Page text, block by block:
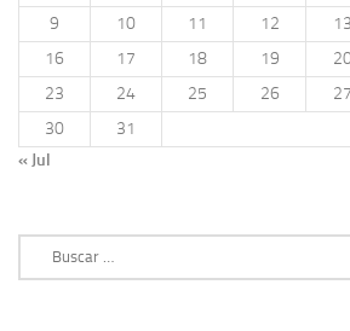
9
10 11 12 13
16
17 18 19
23
24 25 26 27
30
31
« Jul